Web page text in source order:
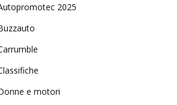
2025
e motori